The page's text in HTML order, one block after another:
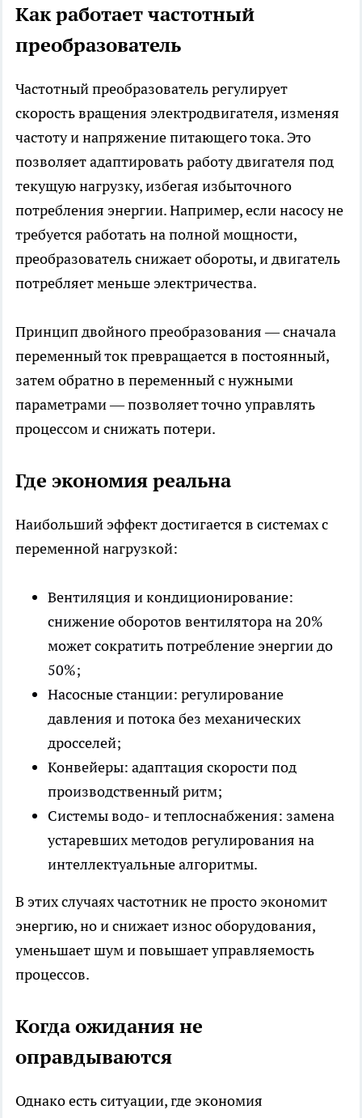
Как работает частотный
преобразователь
Частотный преобразователь регулирует
скорость вращения электродвигателя, изменяя
частоту и напряжение питающего тока. Это
позволяет адаптировать работу двигателя под
текущую нагрузку, избегая избыточного
потребления энергии. Например, если насосу не
требуется работать на полной мощности,
преобразователь снижает обороты, и двигатель
потребляет меньше электричества.
Принцип двойного преобразования — сначала
переменный ток превращается в постоянный,
затем обратно в переменный с нужными
параметрами — позволяет точно управлять
процессом и снижать потери.
Где экономия реальна
Наибольший эффект достигается в системах с
переменной нагрузкой:
Вентиляция и кондиционирование:
снижение оборотов вентилятора на 20%
может сократить потребление энергии до
50%;
Насосные станции: регулирование
давления и потока без механических
дросселей;
Конвейеры: адаптация скорости под
производственный ритм;
Системы водо- и теплоснабжения: замена
устаревших методов регулирования на
интеллектуальные алгоритмы.
В этих случаях частотник не просто экономит
энергию, но и снижает износ оборудования,
уменьшает шум и повышает управляемость
процессов.
Когда ожидания не
оправдываются
Однако есть ситуации, где экономия